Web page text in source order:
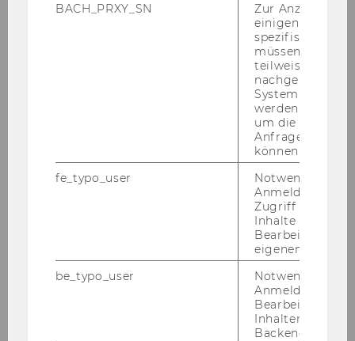
BACH_PRXY_SN
Zur Anzeige von
einigen WU-
spezifischen
müssen
teilweise von
nachgelagerten
System
werden.
um die Antwort
Anfrage
können.
fe_typo_user
Notwendig für
Anmeldung und
Zugriff auf
Inhalte oder zur
Bearbeitung des
eigenen Profils.
be_typo_user
Notwendig für
Anmeldung und
Bearbeitung von
Inhalten im
Backend.